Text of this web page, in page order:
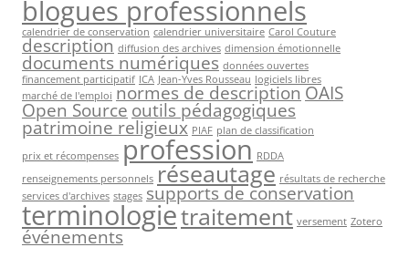
blogues professionnels
calendrier de conservation calendrier universitaire Carol Couture
description diffusion des archives dimension émotionnelle
documents numériques données ouvertes
financement participatif ICA Jean-Yves Rousseau logiciels libres
marché de l'emploi normes de descriptionOAIS
Open Source outils pédagogiques
patrimoine religieux PIAF plan de classification
prix et récompenses profession RDDA
renseignements personnels réseautage résultats de recherche
services d'archives stages supports de conservation
terminologietraitement versement Zotero
événements